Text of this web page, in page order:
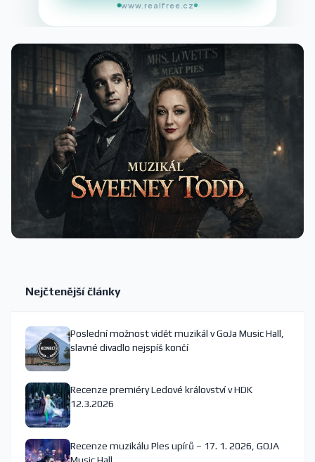
www.realfree.cz
Nejčtenější články
Poslední možnost vidět muzikál v GoJa Music Hall,
slavné divadlo nejspíš končí
Recenze premiéry Ledové království v HDK
12.3.2026
Recenze muzikálu Ples upírů – 17. 1. 2026, GOJA